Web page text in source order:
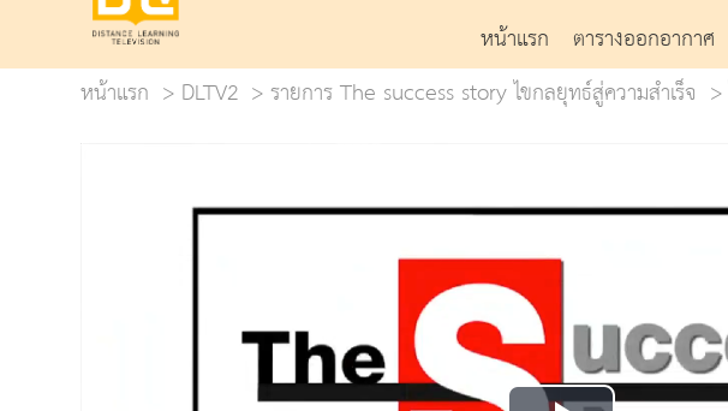
หน้าแรก ตารางออกอากาศ
หน้าแรก
DLTV2 รายการ The success story ไขกลยุทธ์สู่ความสำเร็จ